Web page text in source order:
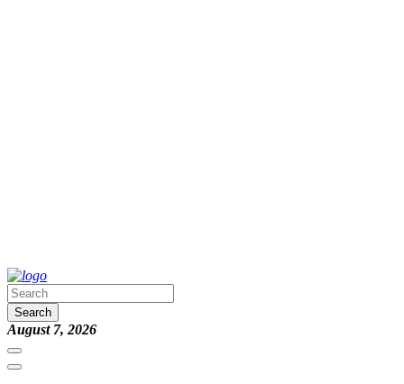
Search
August 7, 2026